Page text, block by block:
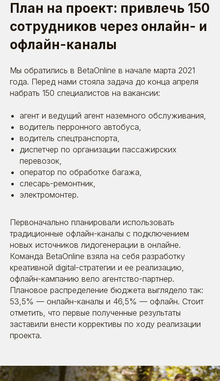
План на проект: привлечь 150
сотрудников через онлайн- и
офлайн-каналы
Мы обратились в BetaOnline в начале марта 2021
года. Перед нами стояла задача до конца апреля
набрать 150 специалистов на вакансии:
агент и ведущий агент наземного обслуживания,
водитель перронного автобуса,
водитель спецтранспорта,
диспетчер по организации пассажирских
перевозок,
оператор по обработке багажа,
слесарь-ремонтник,
электромонтер.
Первоначально планировали использовать
традиционные офлайн-каналы с подключением
новых источников лидогенерации в онлайне.
Команда BetaOnline взяла на себя разработку
креативной digital-стратегии и ее реализацию,
офлайн-кампанию вело агентство-партнер.
Плановое распределение бюджета выглядело так:
53,5% — онлайн-каналы и 46,5% — офлайн. Стоит
отметить, что первые полученные результаты
заставили внести коррективы по ходу реализации
проекта.